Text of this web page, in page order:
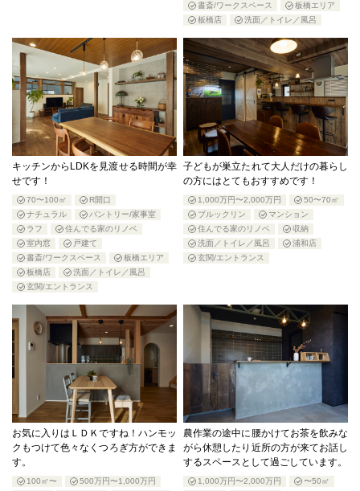
書斎/ワークスペース
板橋エリア
板橋店
洗面／トイレ／風呂
キッチンからLDKを見渡せる時間が幸
せです！
70〜100㎡
R開口
ナチュラル
パントリー/家事室
ラフ
住んでる家のリノベ
室内窓
戸建て
書斎/ワークスペース
板橋エリア
板橋店
洗面／トイレ／風呂
玄関/エントランス
子どもが巣立たれて大人だけの暮らし
の方にはとてもおすすめです！
1,000万円〜2,000万円
50〜70㎡
ブルックリン
マンション
住んでる家のリノベ
収納
洗面／トイレ／風呂
浦和店
玄関/エントランス
お気に入りはＬＤＫですね！ハンモッ
クもつけて色々なくつろぎ方ができま
す。
100㎡〜
500万円〜1,000万円
農作業の途中に腰かけてお茶を飲みな
がら休憩したり近所の方が来てお話し
するスペースとして過ごしています。
1,000万円〜2,000万円
〜50㎡